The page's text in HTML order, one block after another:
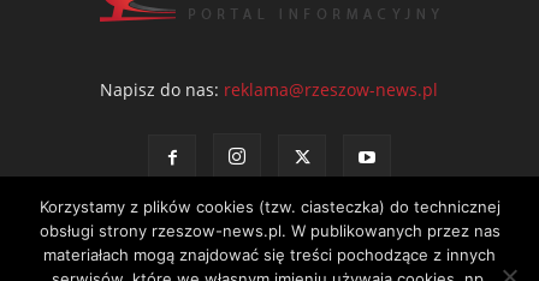
Napisz do nas: reklama@rzeszow-news.pl
Korzystamy z plików cookies (tzw. ciasteczka) do technicznej
obsługi strony rzeszow-news.pl. W publikowanych przez nas
materiałach mogą znajdować się treści pochodzące z innych